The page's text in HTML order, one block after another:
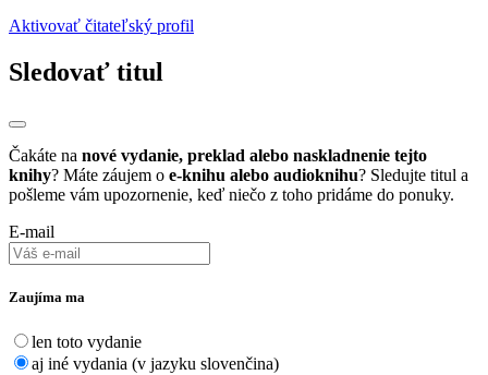
Aktivovať čitateľský profil
Sledovať titul
Čakáte na nové vydanie, preklad alebo naskladnenie tejto
knihy? Máte záujem o e-knihu alebo audioknihu? Sledujte titul a
pošleme vám upozornenie, keď niečo z toho pridáme do ponuky.
E-mail
Zaujíma ma
len toto vydanie
aj iné vydania (v jazyku slovenčina)